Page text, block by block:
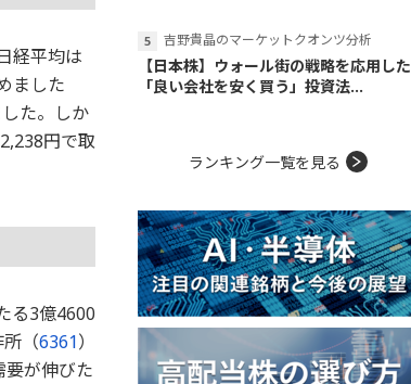
経平均は
ました
た。しか
円で取
る3億4600
（6361）
が伸びた
吉野貴晶のマーケットクオンツ分析
【日本株】ウォール街の戦略を応用した
「良い会社を安く買う」投資法...
ランキング一覧を見る